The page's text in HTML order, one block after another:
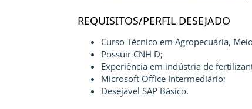
REQUISITOS/PERFIL DESEJADO
Curso Técnico em Agropecuária,
Possuir CNH D;
Experiência em indústria de
Microsoft Office Intermediário;
Desejável SAP Básico.